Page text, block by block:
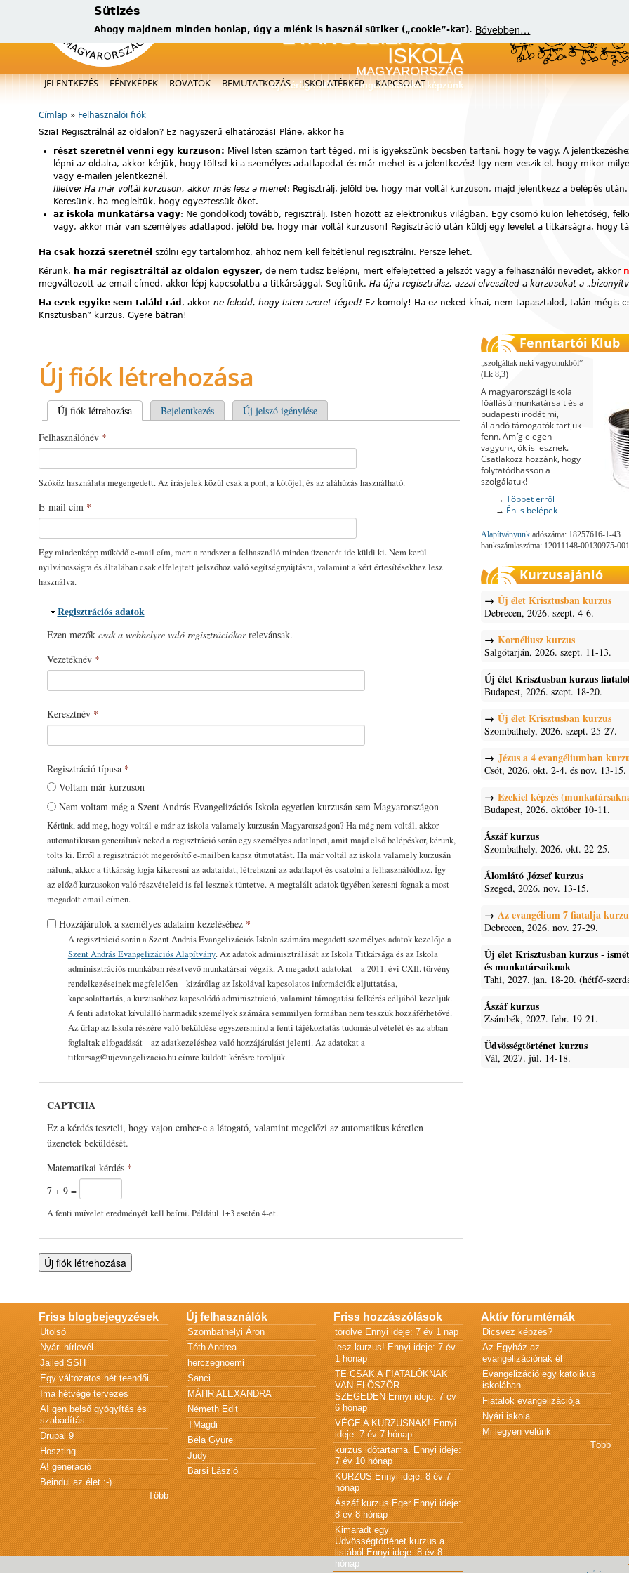
Sütizés
Ahogy majdnem minden honlap, úgy a miénk is használ sütiket („cookie”-kat). Bővebben…
új, kérügmatikus evangelizátorokat képzünk
Főmenü
JELENTKEZÉS FÉNYKÉPEK ROVATOK BEMUTATKOZÁS ISKOLATÉRKÉP KAPCSOLAT
Jelenlegi hely
Címlap » Felhasználói fiók
Szia! Regisztrálnál az oldalon? Ez nagyszerű elhatározás! Pláne, akkor ha
részt szeretnél venni egy kurzuson: Mivel Isten számon tart téged, mi is igyekszünk becsben tartani, hogy te vagy. A
lépni az oldalra, akkor kérjük, hogy töltsd ki a személyes adatlapodat és már mehet is a jelentkezés! Így nem veszik el, hogy mikor
vagy e-mailen jelentkeznél.
Illetve: Ha már voltál kurzuson, akkor más lesz a menet: Regisztrálj, jelöld be, hogy már voltál kurzuson, majd jelentkezz a belépés
Keresünk, ha megleltük, hogy egyeztessük őket.
az iskola munkatársa vagy: Ne gondolkodj tovább, regisztrálj. Isten hozott az elektronikus világban. Egy csomó külön lehetőség,
vagy, akkor már van személyes adatlapod, jelöld be, hogy már voltál kurzuson! Regisztráció után küldj egy levelet a titkárságra, hogy
Ha csak hozzá szeretnél szólni egy tartalomhoz, ahhoz nem kell feltétlenül regisztrálni. Persze lehet.
Kérünk, ha már regisztráltál az oldalon egyszer, de nem tudsz belépni, mert elfelejtetted a jelszót vagy a felhasználói nevedet, akkor
megváltozott az email címed, akkor lépj kapcsolatba a titkársággal. Segítünk. Ha újra regisztrálsz, azzal elveszíted a kurzusokat a
Ha ezek egyike sem találd rád , akkor ne feledd, hogy Isten szeret téged! Ez komoly! Ha ez neked kínai, nem tapasztalod, talán mégis
Krisztusban” kurzus. Gyere bátran!
Új fiók létrehozása
Elsődleges fülek
Új fiók létrehozása (aktív fül)Bejelentkezés Új jelszó igénylése
Felhasználónév *
Szóköz használata megengedett. Az írásjelek közül csak a pont, a kötőjel, és az aláhúzás használható.
E-mail cím *
Egy mindenképp működő e-mail cím, mert a rendszer a felhasználó minden üzenetét ide küldi ki. Nem kerül
nyilvánosságra és általában csak elfelejtett jelszóhoz való segítségnyújtásra, valamint a kért értesítésekhez lesz
használva.
Elrejtés
Regisztrációs adatok
Ezen mezők csak a webhelyre való regisztrációkorrelevánsak.
Vezetéknév *
Keresztnév *
Regisztráció típusa *
Voltam már kurzuson
Nem voltam még a Szent András Evangelizációs Iskola egyetlen kurzusán sem Magyarországon
Kérünk, add meg, hogy voltál-e már az iskola valamely kurzusán Magyarországon? Ha még nem voltál, akkor
automatikusan generálunk neked a regisztráció során egy személyes adatlapot, amit majd első belépéskor, kérünk,
tölts ki. Erről a regisztrációt megerősítő e-mailben kapsz útmutatást. Ha már voltál az iskola valamely kurzusán
nálunk, akkor a titkárság fogja kikeresni az adataidat, létrehozni az adatlapot és csatolni a felhasználódhoz. Így
az előző kurzusokon való részvételeid is fel lesznek tüntetve. A megtalált adatok ügyében keresni fognak a most
megadott email címen.
Hozzájárulok a személyes adataim kezeléséhez *
A regisztráció során a Szent András Evangelizációs Iskola számára megadott személyes adatok kezelője a
Szent András Evangelizációs Alapítvány. Az adatok adminisztrálását az Iskola Titkársága és az Iskola
adminisztrációs munkában résztvevő munkatársai végzik. A megadott adatokat – a 2011. évi CXII. törvény
rendelkezéseinek megfelelően – kizárólag az Iskolával kapcsolatos információk eljuttatása,
kapcsolattartás, a kurzusokhoz kapcsolódó adminisztráció, valamint támogatási felkérés céljából kezeljük.
A fenti adatokat kívülálló harmadik személyek számára semmilyen formában nem tesszük hozzáférhetővé.
Az űrlap az Iskola részére való beküldése egyszersmind a fenti tájékoztatás tudomásulvételét és az abban
foglaltak elfogadását – az adatkezeléshez való hozzájárulást jelenti. Az adatokat a
titkarsag@ujevangelizacio.hu címre küldött kérésre töröljük.
CAPTCHA
Ez a kérdés teszteli, hogy vajon ember-e a látogató, valamint megelőzi az automatikus kéretlen
üzenetek beküldését.
Matematikai kérdés *
7 + 9 =
A fenti művelet eredményét kell beírni. Például 1+3 esetén 4-et.
Fenntartói Klub
szolgáltak neki vagyonukból
(Lk 8,3)
A magyarországi iskola
főállású munkatársait és a
budapesti irodát mi,
állandó támogatók tartjuk
fenn. Amíg elegen
vagyunk, ők is lesznek.
Csatlakozz hozzánk, hogy
folytatódhasson a
szolgálatuk!
→ Többet erről
→ Én is belépek
Alapítványunk adószáma: 18257616-1-43
bankszámlaszáma: 12011148-00130975-
Kurzusajánló
Új élet Krisztusban kurzus
Debrecen, 2026. szept. 4-6.
Kornéliusz kurzus
Salgótarján, 2026. szept. 11-13.
Új élet Krisztusban kurzus
Budapest, 2026. szept. 18-20.
Új élet Krisztusban kurzus
Szombathely, 2026. szept. 25-27.
Jézus a 4 evangéliumban
Csót, 2026. okt. 2-4. és nov. 13-15.
Ezekiel képzés
Budapest, 2026. október 10-11.
Ászáf kurzus
Szombathely, 2026. okt. 22-25.
Álomlátó József kurzus
Szeged, 2026. nov. 13-15.
Az evangélium 7 fiatalja
Debrecen, 2026. nov. 27-29.
Új élet Krisztusban kurzus -
és munkatársaiknak
Tahi, 2027. jan. 18-20. (hétfő-
Ászáf kurzus
Zsámbék, 2027. febr. 19-21.
Üdvösségtörténet kurzus
Vál, 2027. júl. 14-18.
Friss blogbejegyzések
Utolsó
Nyári hírlevél
Jailed SSH
Egy változatos hét teendői
Ima hétvége tervezés
A! gen belső gyógyítás és
szabadítás
Drupal 9
Hoszting
A! generáció
Beindul az élet :-)
Több
Új felhasználók
Szombathelyi Áron
Tóth Andrea
herczegnoemi
Sanci
MÁHR ALEXANDRA
Németh Edit
TMagdi
Béla Gyüre
Judy
Barsi László
Friss hozzászólások
törölve Ennyi ideje: 7 év 1 nap
lesz kurzus! Ennyi ideje: 7 év
1 hónap
TE CSAK A FIATALÓKNAK
VAN ELÖSZÖR
SZEGEDEN Ennyi ideje: 7 év
6 hónap
VÉGE A KURZUSNAK! Ennyi
ideje: 7 év 7 hónap
kurzus időtartama. Ennyi ideje:
7 év 10 hónap
KURZUS Ennyi ideje: 8 év 7
hónap
Ászáf kurzus Eger Ennyi ideje:
8 év 8 hónap
Kimaradt egy
Üdvösségtörténet kurzus a
listából Ennyi ideje: 8 év 8
hónap
Aktív fórumtémák
Dicsvez képzés?
Az Egyház az
evangelizációnak él
Evangelizáció egy katolikus
iskolában...
Fiatalok evangelizációja
Nyári iskola
Mi legyen velünk
Több